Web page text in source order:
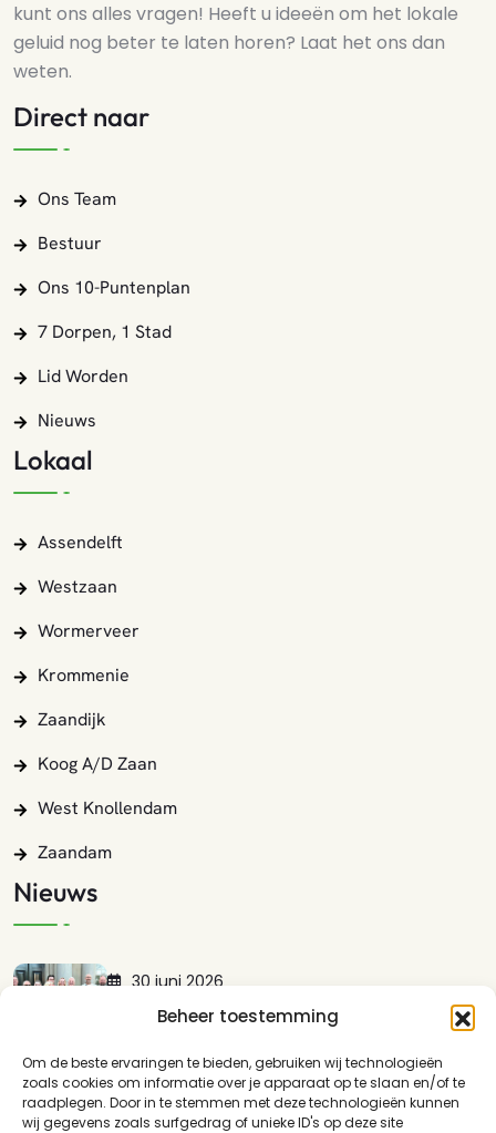
Beheer toestemming
Om de beste ervaringen te bieden, gebruiken wij technologieën
zoals cookies om informatie over je apparaat op te slaan en/of te
raadplegen. Door in te stemmen met deze technologieën kunnen
wij gegevens zoals surfgedrag of unieke ID's op deze site
kunt ons alles vragen! Heeft u ideeën om het lokale
geluid nog beter te laten horen? Laat het ons dan
weten.
Direct naar
Ons Team
Bestuur
Ons 10-Puntenplan
7 Dorpen, 1 Stad
Lid Worden
Nieuws
Lokaal
Assendelft
Westzaan
Wormerveer
Krommenie
Zaandijk
Koog A/d Zaan
West Knollendam
Zaandam
Nieuws
30 juni 2026
Lokaal Zaans Presenteert Met Trots:…
17 mei 2026
Guisweg En Het Spoor: Waarom…